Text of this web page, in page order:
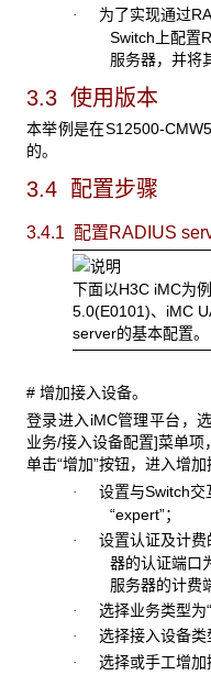
· 为了实现通过
Switch上配置
服务器，并将
3.3 使用版本
本举例是在S12500-
的。
3.4 配置步骤
3.4.1 配置RADIUS
下面以H3C iMC为
5.0(E0101)、iMC
server的基本配置。
# 增加接入设备。
登录进入iMC管理平台，
业务/接入设备配置]菜单
单击“增加”按钮，进入增加
· 设置与Switch交
“expert”；
· 设置认证及计费
器的认证端口
服务器的计费
· 选择业务类型为“
· 选择接入设备类
· 选择或手工增加